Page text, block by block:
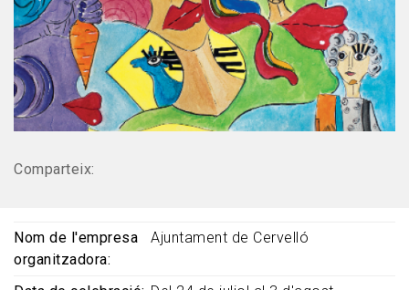
Comparteix:
Nom de l'empresa
organitzadora
Ajuntament de Cervelló